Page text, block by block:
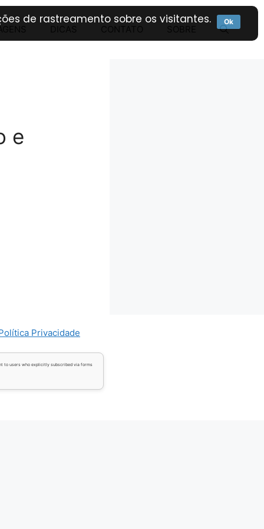
e
Privacidade
to users who explicitly subscribed via forms
de rastreamento sobre os visitantes. Ok